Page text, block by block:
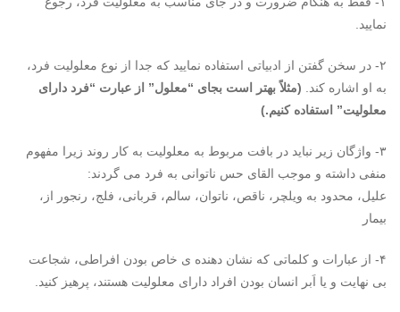
نمایید.
۲- در سخن گفتن از ادبیاتی استفاده نمایید که جدا از نوع معلولیت فرد،
به او اشاره کند. (مثلاً بهتر است بجای “معلول” از عبارت “فرد دارای
معلولیت” استفاده کنیم.)
۳- واژگان زیر نباید در بافت مربوط به معلولیت به کار روند زیرا مفهوم
منفی داشته و موجب القای حس ناتوانی به فرد می گردند:
علیل، محدود به ویلچر، ناقص، ناتوان، سالم، قربانی، فلج، رنجور از،
بیمار
۴- از عبارات و کلماتی که نشان دهنده ی خاص بودن افراطی، شجاعت
بی نهایت و یا اَبر انسان بودن افراد دارای معلولیت هستند، پرهیز کنید.